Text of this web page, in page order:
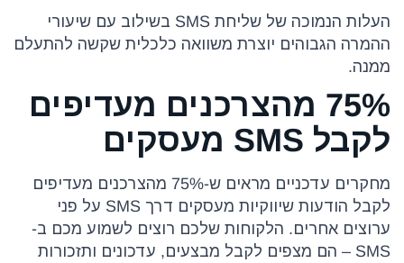
העלות הנמוכה של שליחת SMS בשילוב עם שיעורי
ההמרה הגבוהים יוצרת משוואה כלכלית שקשה להתעלם
ממנה.
75% מהצרכנים מעדיפים
לקבל SMS מעסקים
מחקרים עדכניים מראים ש-75% מהצרכנים מעדיפים
לקבל הודעות שיווקיות מעסקים דרך SMS על פני
ערוצים אחרים. הלקוחות שלכם רוצים לשמוע מכם ב-
SMS – הם מצפים לקבל מבצעים, עדכונים ותזכורות